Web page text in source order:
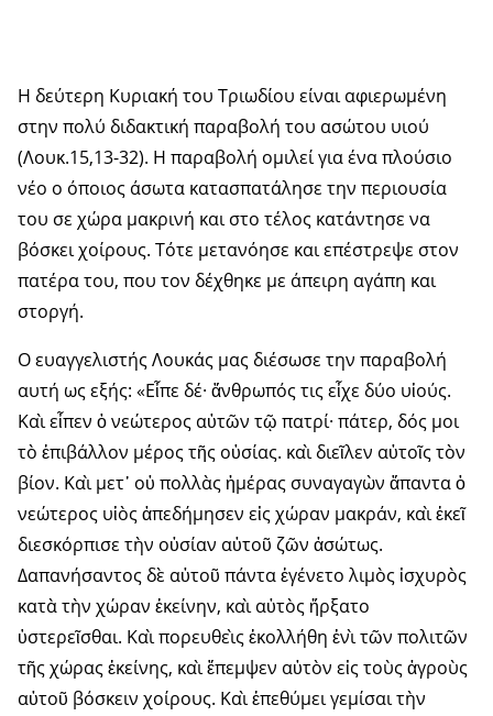
Η δεύτερη Κυριακή του Τριωδίου είναι αφιερωμένη
στην πολύ διδακτική παραβολή του ασώτου υιού
(Λουκ.15,13-32). Η παραβολή ομιλεί για ένα πλούσιο
νέο ο όποιος άσωτα κατασπατάλησε την περιουσία
του σε χώρα μακρινή και στο τέλος κατάντησε να
βόσκει χοίρους. Τότε μετανόησε και επέστρεψε στον
πατέρα του, που τον δέχθηκε με άπειρη αγάπη και
στοργή.
Ο ευαγγελιστής Λουκάς μας διέσωσε την παραβολή
αυτή ως εξής: «Εἶπε δέ· ἄνθρωπός τις εἶχε δύο υἱούς.
Καὶ εἶπεν ὁ νεώτερος αὐτῶν τῷ πατρί· πάτερ, δός μοι
τὸ ἐπιβάλλον μέρος τῆς οὐσίας. καὶ διεῖλεν αὐτοῖς τὸν
βίον. Καὶ μετ᾿ οὐ πολλὰς ἡμέρας συναγαγὼν ἅπαντα ὁ
νεώτερος υἱὸς ἀπεδήμησεν εἰς χώραν μακράν, καὶ ἐκεῖ
διεσκόρπισε τὴν οὐσίαν αὐτοῦ ζῶν ἀσώτως.
Δαπανήσαντος δὲ αὐτοῦ πάντα ἐγένετο λιμὸς ἰσχυρὸς
κατὰ τὴν χώραν ἐκείνην, καὶ αὐτὸς ἤρξατο
ὑστερεῖσθαι. Καὶ πορευθεὶς ἐκολλήθη ἑνὶ τῶν πολιτῶν
τῆς χώρας ἐκείνης, καὶ ἔπεμψεν αὐτὸν εἰς τοὺς ἀγροὺς
αὐτοῦ βόσκειν χοίρους. Καὶ ἐπεθύμει γεμίσαι τὴν